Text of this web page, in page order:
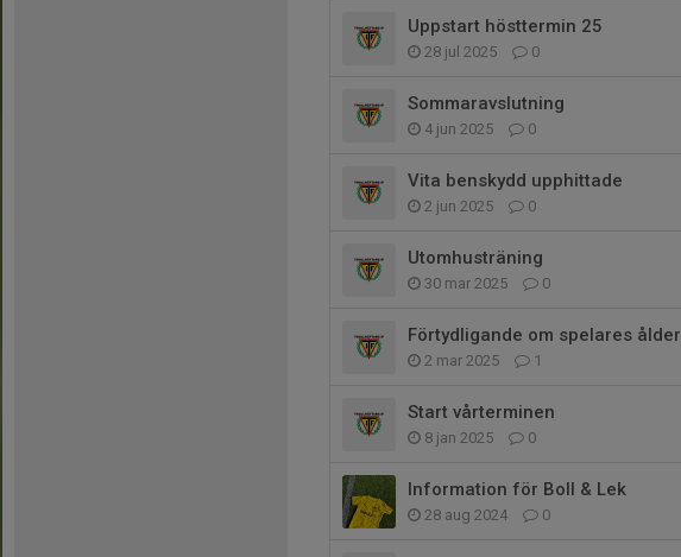
Uppstart hösttermin 25
28 jul 2025 0
Sommaravslutning
4 jun 2025 0
Vita benskydd upphittade
2 jun 2025 0
Utomhusträning
30 mar 2025 0
Förtydligande om spelares ålder
2 mar 2025 1
Start vårterminen
8 jan 2025 0
Information för Boll & Lek
28 aug 2024 0